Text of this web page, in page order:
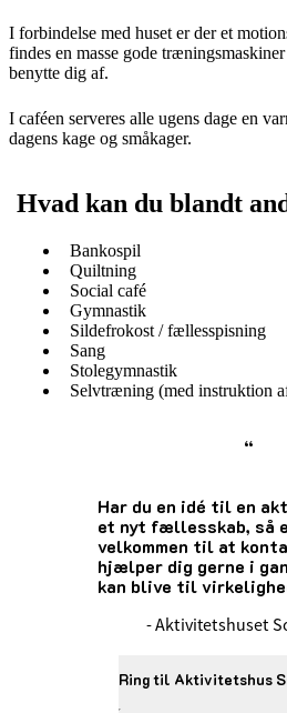
I forbindelse med huset er der et
findes en masse gode
benytte dig af.
I caféen serveres alle ugens dage en
dagens kage og småkager.
Hvad kan du blandt
Bankospil
Quiltning
Social café
Gymnastik
Sildefrokost / fællesspisning
Sang
Stolegymnastik
Selvtræning (med instruktion
“
Har du en idé til en
et nyt fællesskab, så
velkommen til at
hjælper dig gerne i
kan blive til
- Aktivitetshuset
Ring til Aktivitetshus